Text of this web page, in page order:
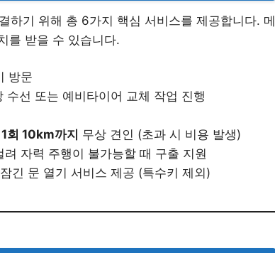
하기 위해 총 6가지 핵심 서비스를 제공합니다. 메
를 받을 수 있습니다.
방문
수선 또는 예비타이어 교체 작업 진행
회 10km까지 무상 견인 (초과 시 비용 발생)
자력 주행이 불가능할 때 구출 지원
긴 문 열기 서비스 제공 (특수키 제외)